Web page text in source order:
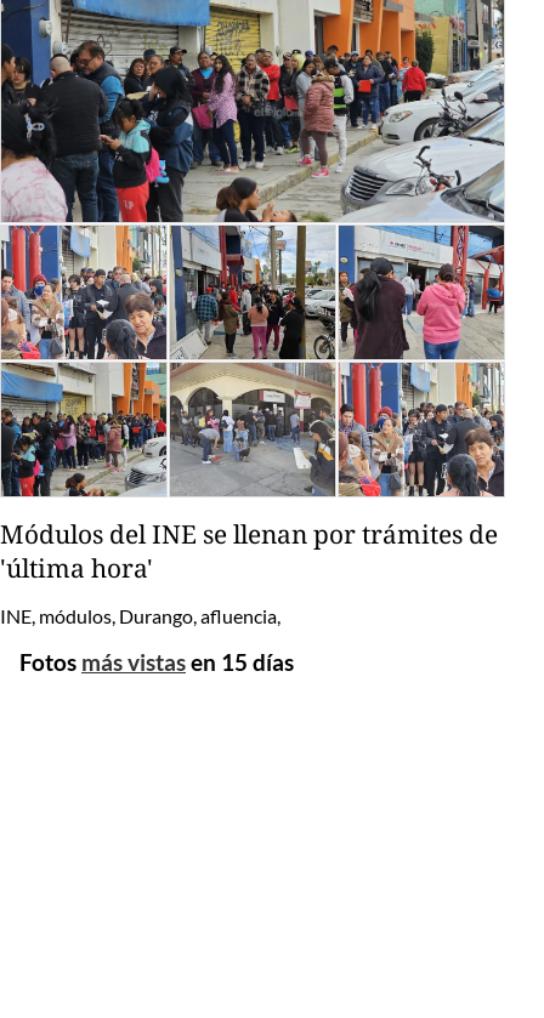
Módulos del INE se llenan por trámites de
'última hora'
INE, módulos, Durango, afluencia,
Fotos más vistasen 15 días